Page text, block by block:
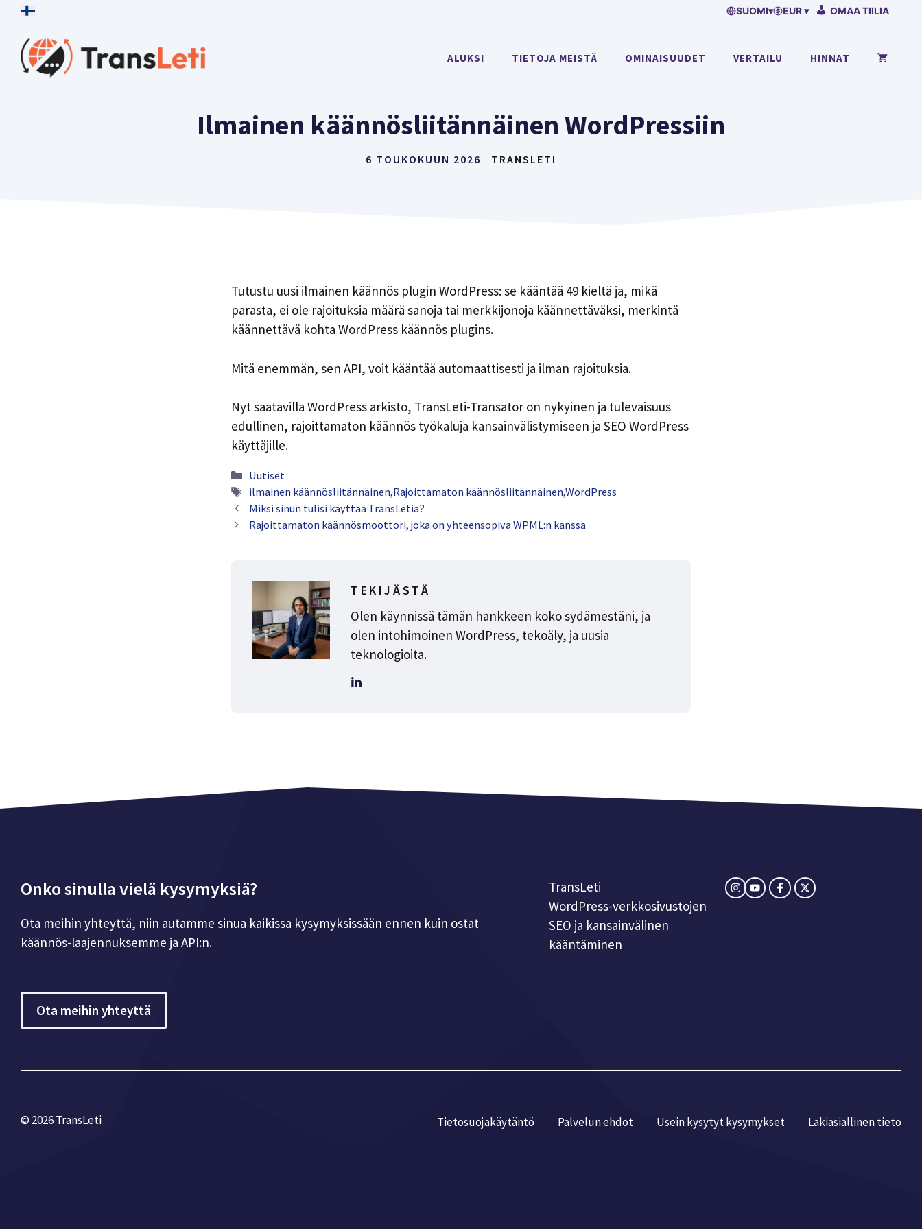
Siirry
SUOMI▾ EUR ▾ OMAA TIILIA
ALUKSI TIETOJA MEISTÄ OMINAISUUDET VERTAILU HINNAT
Ilmainen käännösliitännäinen WordPressiin
6 TOUKOKUUN 2026 TRANSLETI
Tutustu uusi ilmainen käännös plugin WordPress: se kääntää 49 kieltä ja, mikä
parasta, ei ole rajoituksia määrä sanoja tai merkkijonoja käännettäväksi, merkintä
käännettävä kohta WordPress käännös plugins.
Mitä enemmän, sen API, voit kääntää automaattisesti ja ilman rajoituksia.
Nyt saatavilla WordPress arkisto, TransLeti-Transator on nykyinen ja tulevaisuus
edullinen, rajoittamaton käännös työkaluja kansainvälistymiseen ja SEO WordPress
käyttäjille.
Luokat
Uutiset
Tunnisteet
ilmainen käännösliitännäinen,Rajoittamaton käännösliitännäinen,WordPress
Miksi sinun tulisi käyttää TransLetia?
Rajoittamaton käännösmoottori, joka on yhteensopiva WPML:n kanssa
TEKIJÄSTÄ
Olen käynnissä tämän hankkeen koko sydämestäni, ja
olen intohimoinen WordPress, tekoäly, ja uusia
teknologioita.
Onko sinulla vielä kysymyksiä?
Ota meihin yhteyttä, niin autamme sinua kaikissa kysymyksissään ennen kuin ostat
käännös-laajennuksemme ja API:n.
Ota meihin yhteyttä
TransLeti
WordPress-verkkosivustojen
SEO ja kansainvälinen
kääntäminen
© 2026 TransLeti Tietosuojakäytäntö Palvelun ehdot Usein kysytyt kysymykset Laki­asiallinen tieto